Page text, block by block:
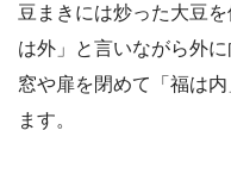
豆まきには炒った大豆
は外」と言いながら外
窓や扉を閉めて「福は
ます。